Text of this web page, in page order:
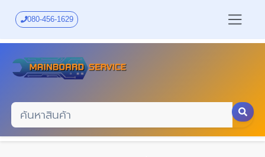
content
080-456-1629